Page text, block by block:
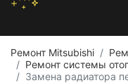
Ремонт Mitsubishi
Ремонт системы
Замена радиатора